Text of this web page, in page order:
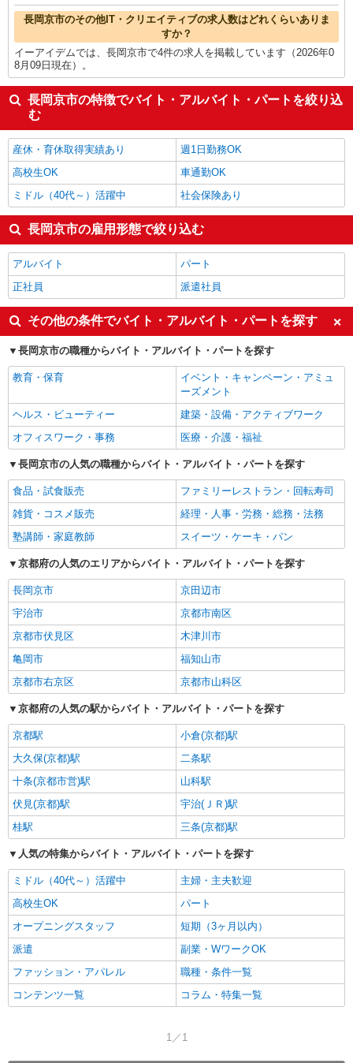
長岡京市のその他IT・クリエイティブの求人数はどれくらいありま
すか？
イーアイデムでは、長岡京市で4件の求人を掲載しています（2026年0
8月09日現在）。
長岡京市の特徴でバイト・アルバイト・パートを絞り込
む
産休・育休取得実績あり
週1日勤務OK
高校生OK
車通勤OK
ミドル（40代～）活躍中
社会保険あり
長岡京市の雇用形態で絞り込む
アルバイト
パート
正社員
派遣社員
その他の条件でバイト・アルバイト・パートを探す
長岡京市の職種からバイト・アルバイト・パートを探す
教育・保育
イベント・キャンペーン・アミュ
ーズメント
ヘルス・ビューティー
建築・設備・アクティブワーク
オフィスワーク・事務
医療・介護・福祉
長岡京市の人気の職種からバイト・アルバイト・パートを探す
食品・試食販売
ファミリーレストラン・回転寿司
雑貨・コスメ販売
経理・人事・労務・総務・法務
塾講師・家庭教師
スイーツ・ケーキ・パン
京都府の人気のエリアからバイト・アルバイト・パートを探す
長岡京市
京田辺市
宇治市
京都市南区
京都市伏見区
木津川市
亀岡市
福知山市
京都市右京区
京都市山科区
京都府の人気の駅からバイト・アルバイト・パートを探す
京都駅
小倉(京都)駅
大久保(京都)駅
二条駅
十条(京都市営)駅
山科駅
伏見(京都)駅
宇治(ＪＲ)駅
桂駅
三条(京都)駅
人気の特集からバイト・アルバイト・パートを探す
ミドル（40代～）活躍中
主婦・主夫歓迎
高校生OK
パート
オープニングスタッフ
短期（3ヶ月以内）
派遣
副業・WワークOK
ファッション・アパレル
職種・条件一覧
コンテンツ一覧
コラム・特集一覧
1／1